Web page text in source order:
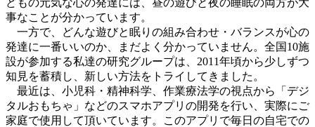
どもの元気な心の発達には、 昼の遊びと夜の睡眠の両方が大
事なことが分かっています。
一方で、どんな遊びと眠りの組み合わせ・バランスが心の
発達に一番いいのか、まだよく分かっていません。全国10施
設が参加する私達の研究グループは、2011年頃から少しずつ
知見を蓄積し、新しい方法をトライしてきました。
最近は、小児科・精神科学、作業療法学の視点から
「デジ
タルおもちゃ」 などのスマホアプリの開発を行い、実際にご
家庭で使用して頂いています。このアプリで毎日の自宅での